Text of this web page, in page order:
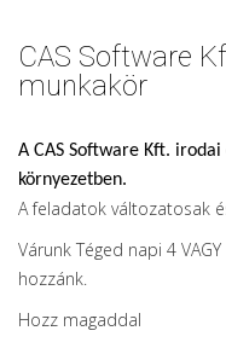
CAS Software
munkakör
A CAS Software Kft.
környezetben.
A feladatok változatosak
Várunk Téged napi 4
hozzánk.
Hozz magaddal